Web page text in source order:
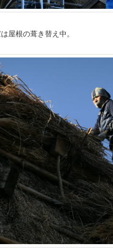
屋根の葺き替え中。